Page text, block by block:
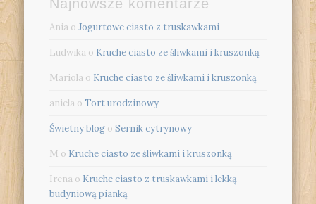
Najnowsze komentarze
Ania oJogurtowe ciasto z truskawkami
Ludwika o Kruche ciasto ze śliwkami i kruszonką
Mariola o Kruche ciasto ze śliwkami i kruszonką
aniela oTort urodzinowy
Świetny blog oSernik cytrynowy
M o Kruche ciasto ze śliwkami i kruszonką
Irena o Kruche ciasto z truskawkami i lekką
budyniową pianką